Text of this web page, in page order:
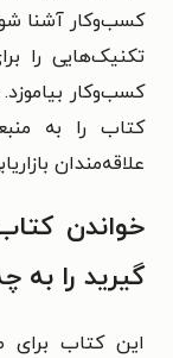
کسب‌وکار آشنا
تکنیک‌هایی را
کسب‌وکار
کتاب را به
علاقه‌مندان
خواندن
گیرید را به
این کتاب